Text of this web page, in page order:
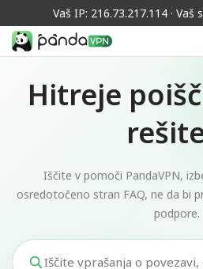
Vaš IP: 216.73.217.114 · Vaš
Hitreje
Iščite v pomoči PandaVPN,
osredotočeno stran FAQ, ne da bi
podpore.